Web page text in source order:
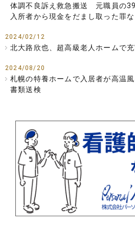
体調不良訴え救急搬送 元職員の
入所者から現金をだまし取った罪
2024/02/12
北大路欣也、超高級老人ホームで
2024/08/20
札幌の特養ホームで入居者が高温
書類送検